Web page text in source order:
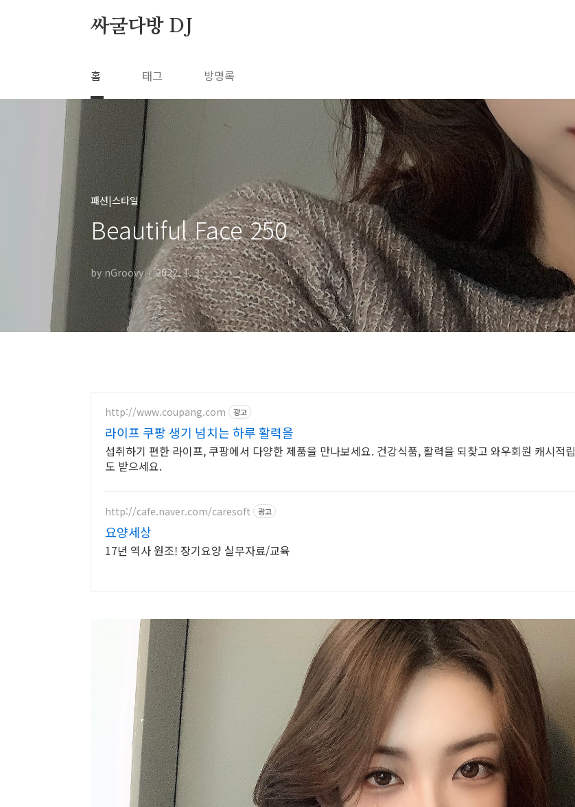
싸굴다방 DJ
홈 태그 방명록
패션|스타일
Beautiful Face 250
by nGroovy 2022. 1. 3.
http://www.coupang.com 광고
라이프 쿠팡 생기 넘치는 하루 활력을
섭취하기 편한 라이프, 쿠팡에서 다양한 제품을 만나보세요. 건강식품, 활력을 되찾고 와우회원 캐시적립
도 받으세요.
http://cafe.naver.com/caresoft 광고
요양세상
17년 역사 원조! 장기요양 실무자료/교육